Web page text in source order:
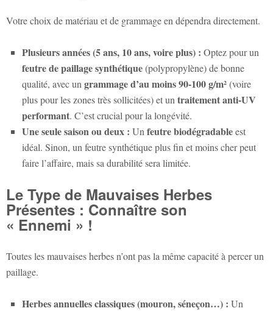
Votre choix de matériau et de grammage en dépendra directement.
Plusieurs années (5 ans, 10 ans, voire plus) : Optez pour un
feutre de paillage synthétique(polypropylène) de bonne
qualité, avec un grammage d’au moins 90-100 g/m²(voire
plus pour les zones très sollicitées) et un traitement anti-UV
performant. C’est crucial pour la longévité.
Une seule saison ou deux : Un feutre biodégradableest
idéal. Sinon, un feutre synthétique plus fin et moins cher peut
faire l’affaire, mais sa durabilité sera limitée.
Le Type de Mauvaises Herbes
Présentes : Connaître son
« Ennemi » !
Toutes les mauvaises herbes n’ont pas la même capacité à percer un
paillage.
Herbes annuelles classiques (mouron, séneçon…) : Un